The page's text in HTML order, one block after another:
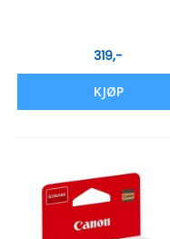
319,-
KJØP